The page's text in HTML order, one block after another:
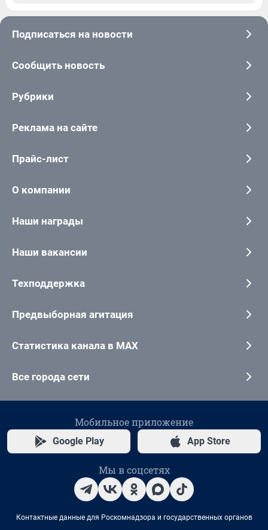
Подписаться на новости
Сообщить новость
Рубрики
Реклама на сайте
Прайс-лист
О компании
Наши награды
Наши вакансии
Техподдержка
Предвыборная агитация
Статистика канала в MAX
Все города сети
Мобильное приложение
Google Play App Store
Мы в соцсетях
Контактные данные для Роскомнадзора и государственных органов